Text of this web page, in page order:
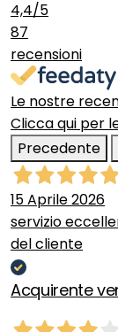
4,4/5
87
recensioni
Le nostre
Clicca qui per
Precedente
15 Aprile 2026
servizio
del cliente
Acquirente